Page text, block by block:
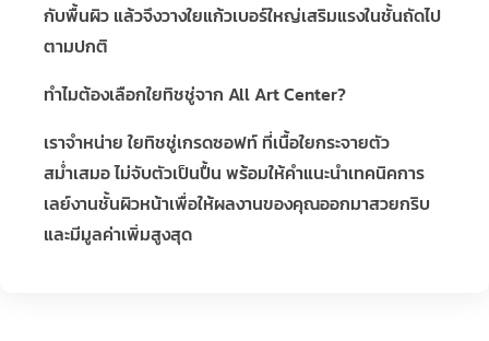
กับพื้นผิว แล้วจึงวางใยแก้วเบอร์ใหญ่เสริมแรงในชั้นถัดไป
ตามปกติ
ทำไมต้องเลือกใยทิชชู่จาก All Art Center?
เราจำหน่าย ใยทิชชู่เกรดซอฟท์ ที่เนื้อใยกระจายตัว
สม่ำเสมอ ไม่จับตัวเป็นปื้น พร้อมให้คำแนะนำเทคนิคการ
เลย์งานชั้นผิวหน้าเพื่อให้ผลงานของคุณออกมาสวยกริบ
และมีมูลค่าเพิ่มสูงสุด